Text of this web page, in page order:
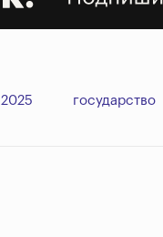
2025 государство